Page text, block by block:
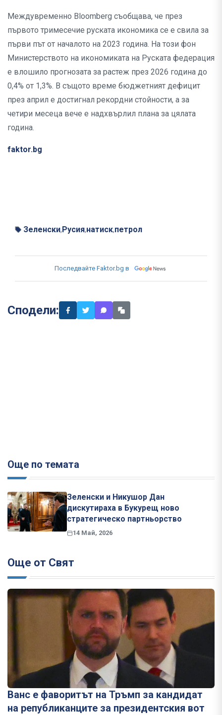
Междувременно Bloomberg съобщава, че през
първото тримесечие руската икономика се е свила за
първи път от началото на 2023 година. На този фон
Министерството на икономиката на Руската федерация
е влошило прогнозата за растеж през 2026 година до
0,4% от 1,3%. В същото време бюджетният дефицит
през април е достигнал рекордни стойности, а за
четири месеца вече е надхвърлил плана за цялата
година.
faktor.bg
Зеленски, Русия,натиск,петрол
Последвайте Faktor.bg в
Сподели:
Още по темата
Зеленски и Никушор Дан
дискутираха в Букурещ ново
стратегическо партньорство
14 Май, 2026
Още от Свят
Ванс е фаворитът на Тръмп за кандидат
на републиканците за президентския вот